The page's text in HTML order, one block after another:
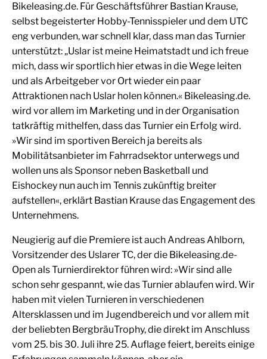
Bikeleasing.de. Für Geschäftsführer Bastian Krause,
selbst ­begeisterter Hobby-Tennisspieler und dem UTC
eng verbunden, war schnell klar, dass man das Turnier
unterstützt: „Uslar ist meine Heimatstadt und ich freue
mich, dass wir sportlich hier etwas in die Wege leiten
und als Arbeitgeber vor Ort wieder ein paar
Attraktionen nach Uslar holen können.« Bikeleasing.de.
wird vor allem im Marketing und in der Organisation
tatkräftig mithelfen, dass das Turnier ein Erfolg wird.
»Wir sind im sportiven Bereich ja bereits als
Mobilitätsanbieter im Fahrradsektor unterwegs und
wollen uns als Sponsor neben Basketball und
Eishockey nun auch im Tennis zukünftig breiter
aufstellen«, erklärt Bastian Krause das Engagement des
Unternehmens.
Neugierig auf die Premiere ist auch Andreas Ahlborn,
Vorsitzender des Uslarer TC, der die Bikeleasing.de-
Open als Turnierdirektor führen wird: »Wir sind alle
schon sehr gespannt, wie das Turnier ablaufen wird. Wir
haben mit vielen Turnieren in verschiedenen
Altersklassen und im Jugendbereich und vor allem mit
der beliebten BergbräuTrophy, die direkt im Anschluss
vom 25. bis 30. Juli ihre 25. Auflage feiert, bereits einige